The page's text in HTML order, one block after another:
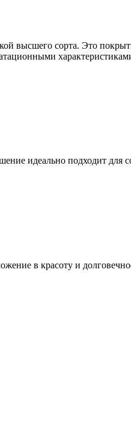
высшего сорта. Это
идеально подходит
в красоту и